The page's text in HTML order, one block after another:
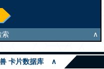
索 ∧
卡片数据库 ∧